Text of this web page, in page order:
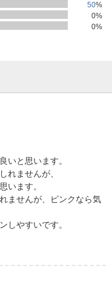
50%
0%
0%
いと思います。
れませんが、
います。
ませんが、ピンクなら気
しやすいです。